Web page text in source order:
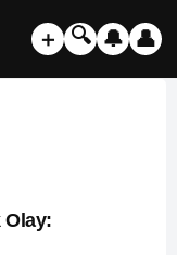
＋ 🔍 🔔 👤
Olay: